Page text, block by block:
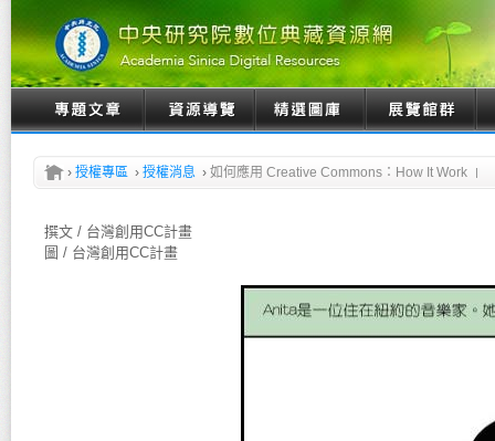
› 授權專區 › 授權消息 › 如何應用 Creative Commons：How It Work
撰文 / 台灣創用CC計畫
圖 / 台灣創用CC計畫